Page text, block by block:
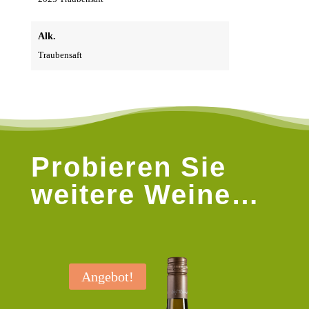
Alk.
Traubensaft
Probieren Sie
weitere Weine…
Angebot!